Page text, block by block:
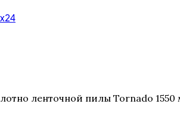
ленточной пилы Tornado 1550